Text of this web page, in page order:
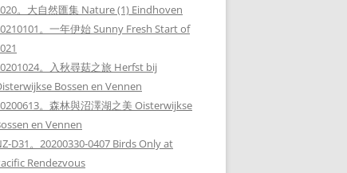
。大自然匯集 Nature (1) Eindhoven
。一年伊始 Sunny Fresh Start of
。入秋尋菇之旅 Herfst bij
Bossen en Vennen
。森林與沼澤湖之美 Oisterwijkse
en Vennen
D31。20200330-0407 Birds Only at
Rendezvous